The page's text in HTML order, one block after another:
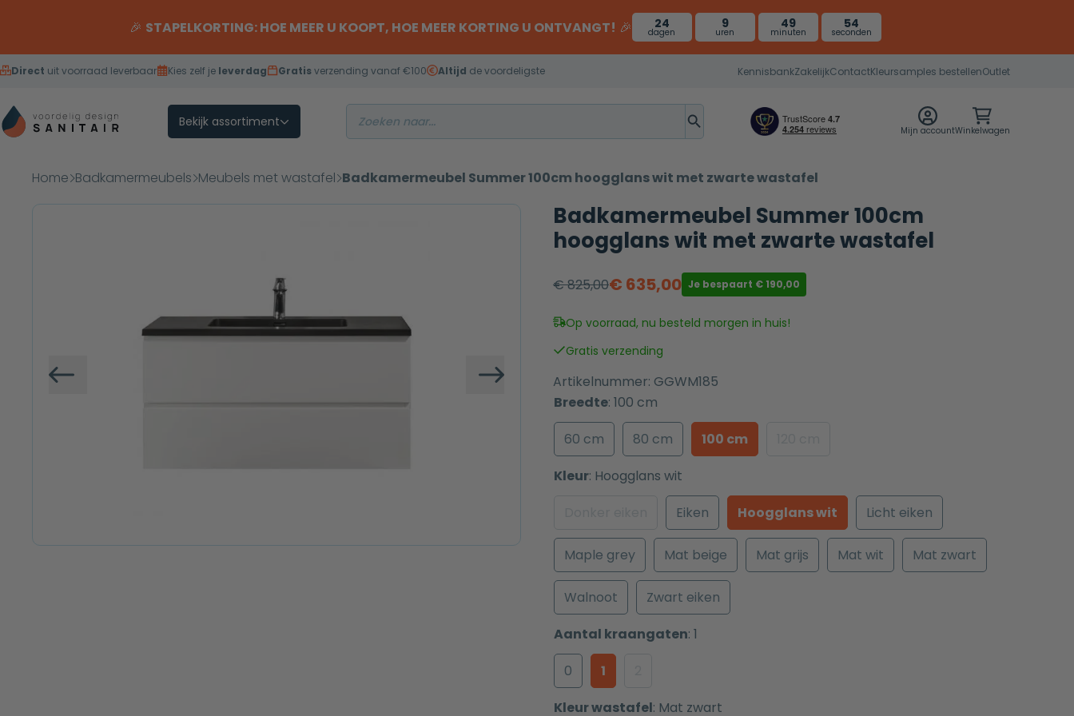
🎉 STAPELKORTING: HOE MEER U KOOPT, HOE MEER KORTING U ONTVANGT! 🎉 24
dagen
9
uren
49
minuten
53
seconden
Direct uit voorraad leverbaar Kies zelf je leverdag Gratisverzending vanaf €100 Altijd de voordeligste KennisbankZakelijkContactKleursamples bestellenOutlet
Bekijk assortiment
Mijn accountWinkelwagen
Home Badkamermeubels Meubels met wastafel Badkamermeubel Summer 100cm hoogglans wit met zwarte wastafel
Vorige Volgende
Badkamermeubel Summer 100cm
hoogglans wit met zwarte wastafel
€825,00
Oorspronkelijke
prijs
was:
€ 825,00.
€ 635,00
Huidige
prijs
is:
€ 635,00.
Je bespaart €190,00
Op voorraad, nu besteld morgen in huis!
Gratis verzending
Artikelnummer: GGWM185
Breedte: 100 cm
60 cm
80 cm 100 cm
Kleur: Hoogglans wit
Eiken Hoogglans wit Licht eiken
Maple grey Mat beige Mat grijs Mat wit Mat zwart
Walnoot
Zwart eiken
Aantal kraangaten: 1
0
1
Kleur wastafel: Mat zwart